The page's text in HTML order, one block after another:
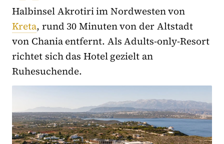
Halbinsel Akrotiri im Nordwesten von
Kreta, rund 30 Minuten von der Altstadt
von Chania entfernt. Als Adults-only-Resort
richtet sich das Hotel gezielt an
Ruhesuchende.